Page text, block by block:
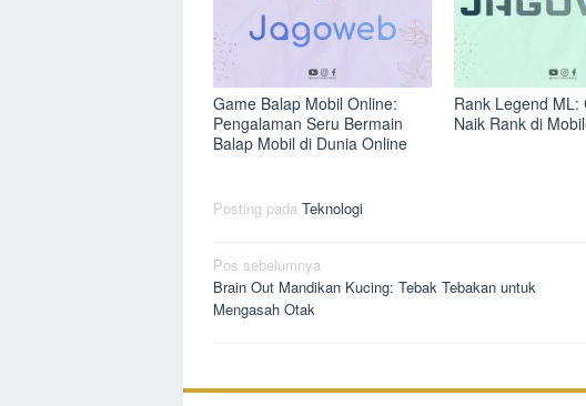
Game Balap Mobil Online:
Pengalaman Seru Bermain
Balap Mobil di Dunia Online
Rank Legend ML:
Naik Rank di
Posting pada Teknologi
Navigasi
pos
Pos sebelumnya
Brain Out Mandikan Kucing: Tebak Tebakan untuk
Mengasah Otak